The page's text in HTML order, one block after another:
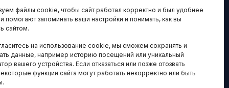
файлы cookie, чтобы сайт работал корректно и был удобнее
помогают запоминать ваши настройки и понимать, как вы
сайтом.
на использование cookie, мы сможем сохранять и
данные, например историю посещений или уникальный
вашего устройства. Если отказаться или позже отозвать
функции сайта могут работать некорректно или быть
И ARTICLES IN
ENGLISH
НАВИГАЦИЯ
Архив материалов